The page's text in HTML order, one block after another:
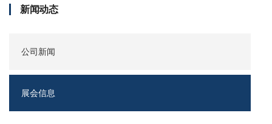
新闻动态
公司新闻
展会信息